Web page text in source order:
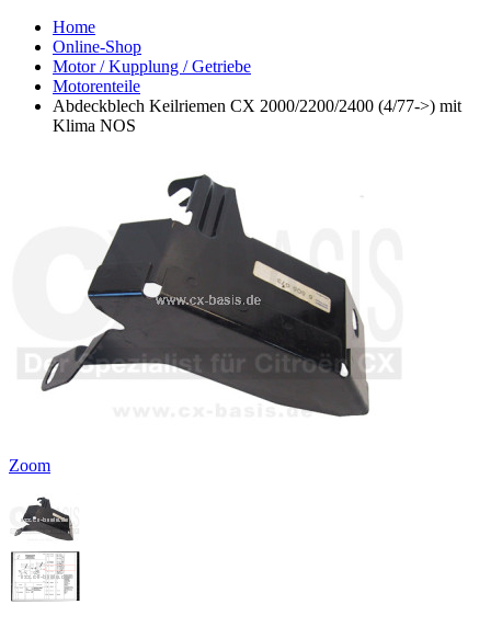
Home
Online-Shop
Motor / Kupplung / Getriebe
Motorenteile
Abdeckblech Keilriemen CX 2000/2200/2400 (4/77->) mit
Klima NOS
Zoom